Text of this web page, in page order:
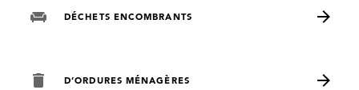
DÉCHETS ENCOMBRANTS
D’ORDURES MÉNAGÈRES